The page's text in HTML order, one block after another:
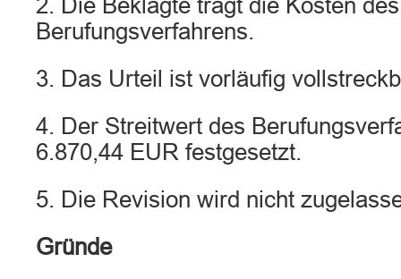
2. Die Beklagte trägt die Kosten des
Berufungsverfahrens.
3. Das Urteil ist vorläufig
4. Der Streitwert des
6.870,44 EUR festgesetzt.
5. Die Revision wird nicht
Gründe